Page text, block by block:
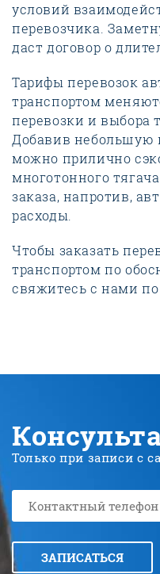
условий
перевозчика.
даст договор о
Тарифы перевозок
транспортом
перевозки и выбора
Добавив небольшую
можно прилично
многотонного
заказа, напротив,
расходы.
Чтобы заказать
транспортом по
свяжитесь с нами
Только при записи с
ЗАПИСАТЬСЯ